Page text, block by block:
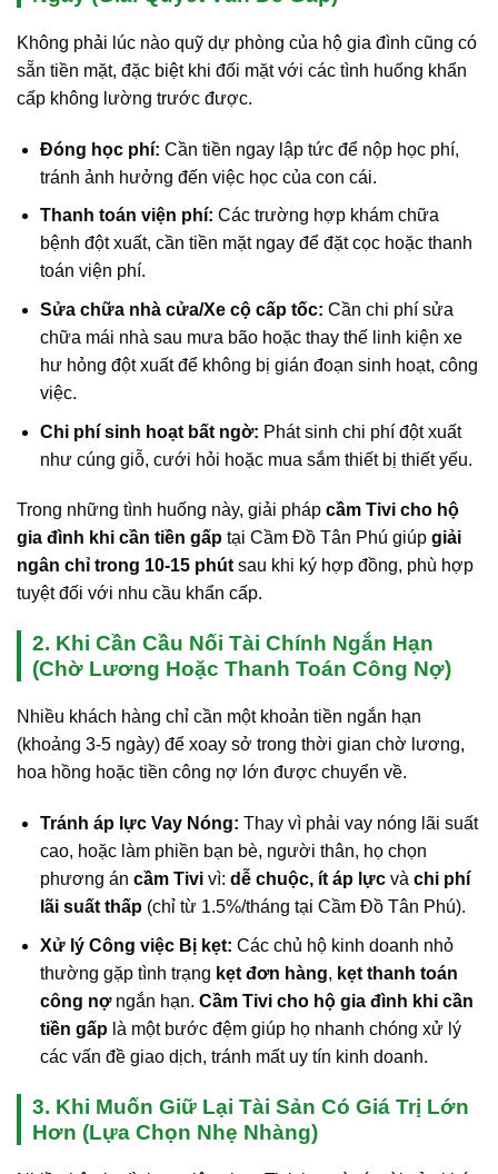
Không phải lúc nào quỹ dự phòng của hộ gia đình cũng có
sẵn tiền mặt, đặc biệt khi đối mặt với các tình huống khẩn
cấp không lường trước được.
Đóng học phí: Cần tiền ngay lập tức để nộp học phí,
tránh ảnh hưởng đến việc học của con cái.
Thanh toán viện phí: Các trường hợp khám chữa
bệnh đột xuất, cần tiền mặt ngay để đặt cọc hoặc thanh
toán viện phí.
Sửa chữa nhà cửa/Xe cộ cấp tốc: Cần chi phí sửa
chữa mái nhà sau mưa bão hoặc thay thế linh kiện xe
hư hỏng đột xuất để không bị gián đoạn sinh hoạt, công
việc.
Chi phí sinh hoạt bất ngờ: Phát sinh chi phí đột xuất
như cúng giỗ, cưới hỏi hoặc mua sắm thiết bị thiết yếu.
Trong những tình huống này, giải pháp cầm Tivi cho hộ
gia đình khi cần tiền gấp tại Cầm Đồ Tân Phú giúp giải
ngân chỉ trong 10-15 phút sau khi ký hợp đồng, phù hợp
tuyệt đối với nhu cầu khẩn cấp.
2. Khi Cần Cầu Nối Tài Chính Ngắn Hạn
(Chờ Lương Hoặc Thanh Toán Công Nợ)
Nhiều khách hàng chỉ cần một khoản tiền ngắn hạn
(khoảng 3-5 ngày) để xoay sở trong thời gian chờ lương,
hoa hồng hoặc tiền công nợ lớn được chuyển về.
Tránh áp lực Vay Nóng: Thay vì phải vay nóng lãi suất
cao, hoặc làm phiền bạn bè, người thân, họ chọn
phương án cầm Tivivì: dễ chuộc, ít áp lựcvà chi phí
lãi suất thấp(chỉ từ 1.5%/tháng tại Cầm Đồ Tân Phú).
Xử lý Công việc Bị kẹt: Các chủ hộ kinh doanh nhỏ
thường gặp tình trạng kẹt đơn hàng, kẹt thanh toán
công nợngắn hạn. Cầm Tivi cho hộ gia đình khi cần
tiền gấplà một bước đệm giúp họ nhanh chóng xử lý
các vấn đề giao dịch, tránh mất uy tín kinh doanh.
3. Khi Muốn Giữ Lại Tài Sản Có Giá Trị Lớn
Hơn (Lựa Chọn Nhẹ Nhàng)